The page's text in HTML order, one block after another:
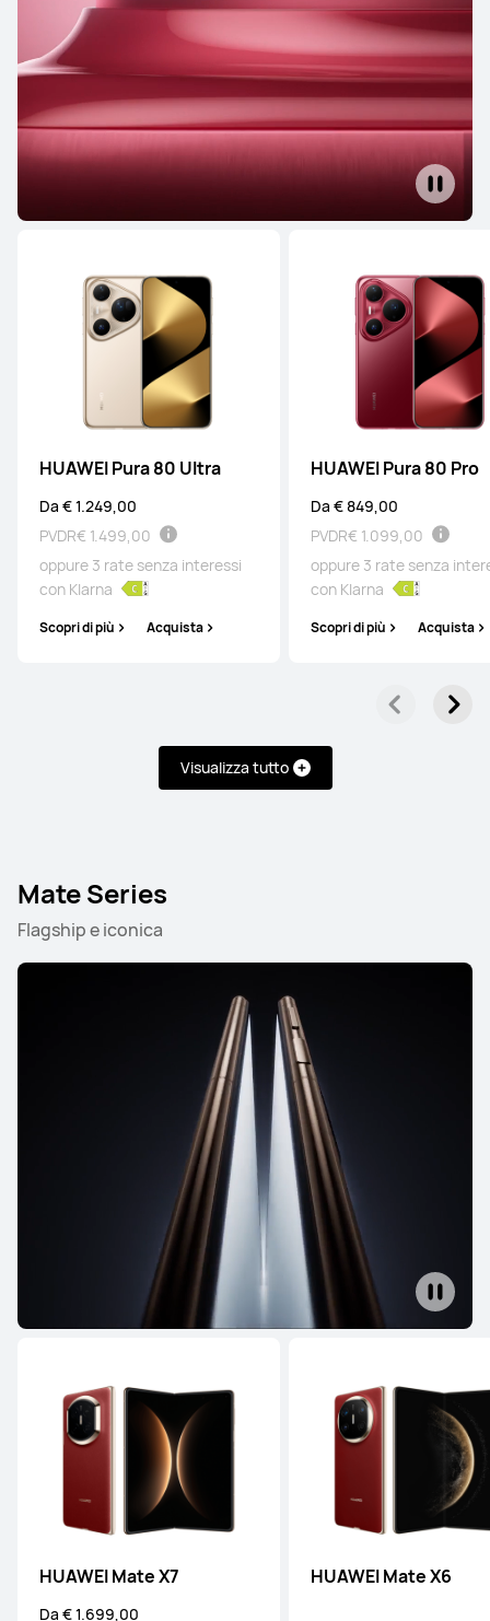
HUAWEI Pura 80 Ultra
Da € 1.249,00
PVDR€ 1.499,00
oppure 3 rate senza interessi
con Klarna
Scopri di più Acquista
HUAWEI Pura 80 Pro
Da € 849,00
PVDR€ 1.099,00
oppure 3 rate senza
con Klarna
Scopri di più Acquista
Visualizza tutto
Mate Series
Flagship e iconica
HUAWEI Mate X7
Da € 1.699,00
HUAWEI Mate X6